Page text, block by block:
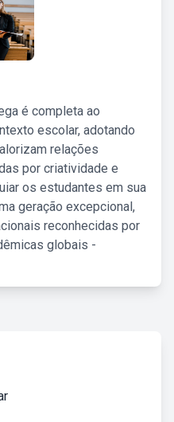
é completa ao
escolar, adotando
relações
por criatividade e
os estudantes em sua
geração excepcional,
reconhecidas por
globais -